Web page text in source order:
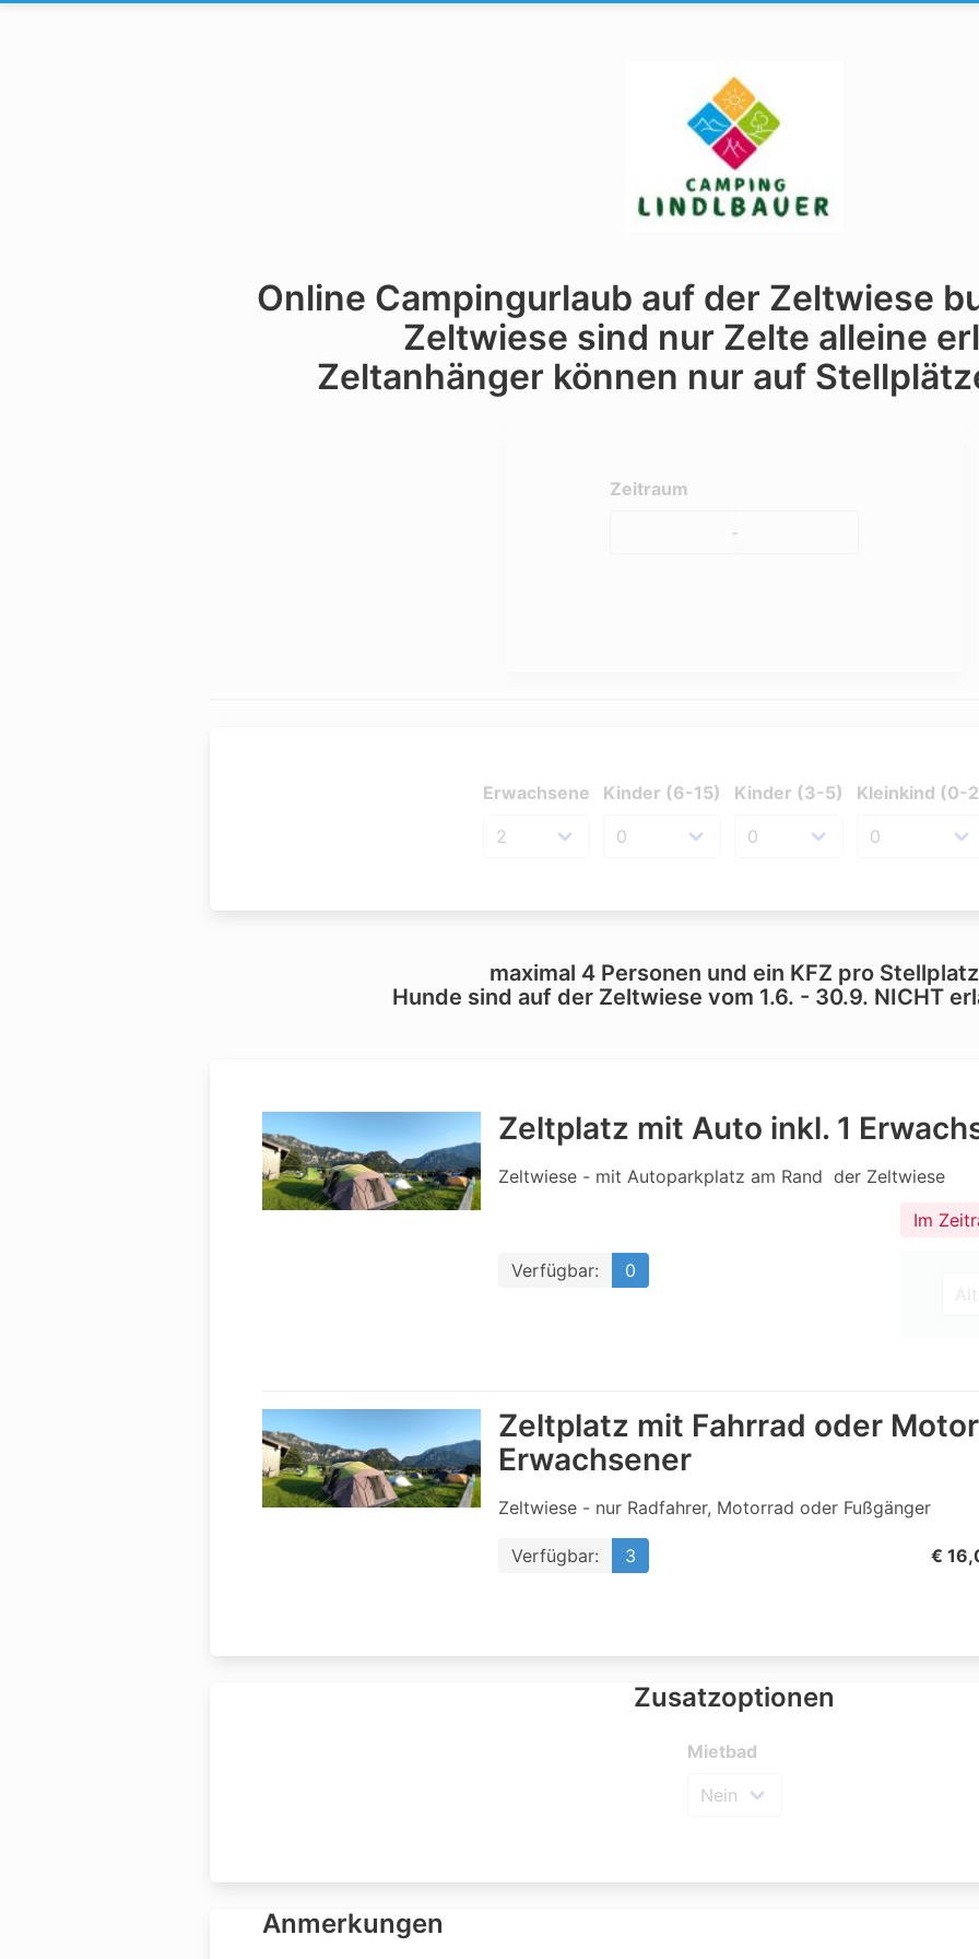
Online Campingurlaub auf der Zeltwiese
Zeltwiese sind nur Zelte alleine
Zeltanhänger können nur auf
Zeitraum
-
Erwachsene Kinder (6-15) Kinder (3-5) Kleinkind (0-
maximal 4 Personen und ein KFZ pro Stellplatz
Hunde sind auf der Zeltwiese vom 1.6. - 30.9. NICHT
Zeltplatz mit Auto inkl. 1
Zeltwiese - mit Autoparkplatz am Rand  der Zeltwiese
Verfügbar: 0
Im
Zeltplatz mit Fahrrad oder
Erwachsener
Zeltwiese - nur Radfahrer, Motorrad oder Fußgänger
Verfügbar: 3 €
Zusatzoptionen
Mietbad
Anmerkungen